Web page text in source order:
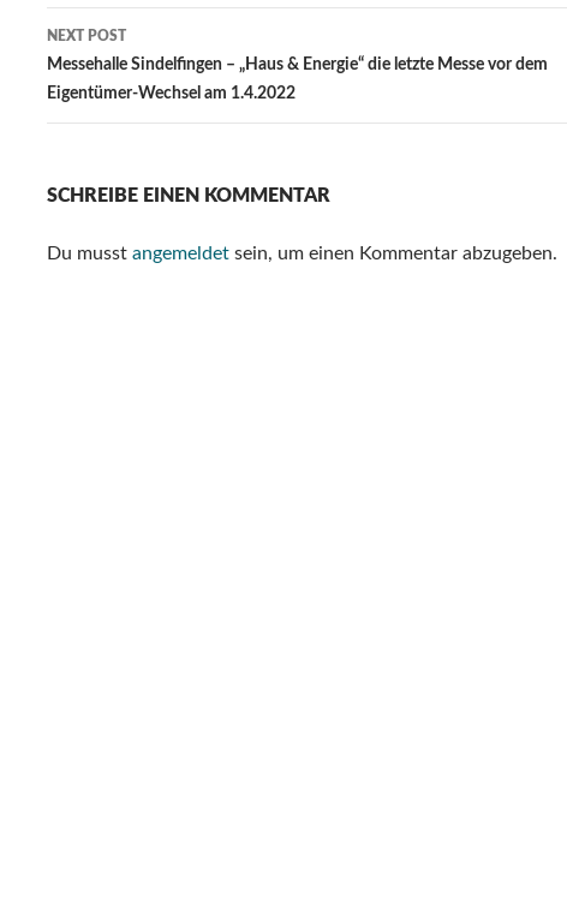
NEXT POST
Messehalle Sindelfingen – „Haus & Energie“ die letzte Messe vor dem
Eigentümer-Wechsel am 1.4.2022
SCHREIBE EINEN KOMMENTAR
Du musst angemeldet sein, um einen Kommentar abzugeben.